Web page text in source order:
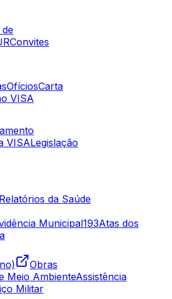
de
Convites
OfíciosCarta
VISA
VISALegislação
Relatórios da Saúde
Municipal193Atas dos
Obras
Meio AmbienteAssistência
Militar